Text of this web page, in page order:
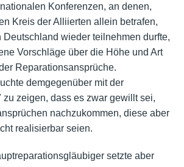
Konferenzen, an denen,
Kreis der Alliierten allein betrafen,
wieder teilnehmen durfte,
Vorschläge über die Höhe und Art
Reparationsansprüche.
demgegenüber mit der
zeigen, dass es zwar gewillt sei,
nachzukommen, diese aber
realisierbar seien.
setzte aber